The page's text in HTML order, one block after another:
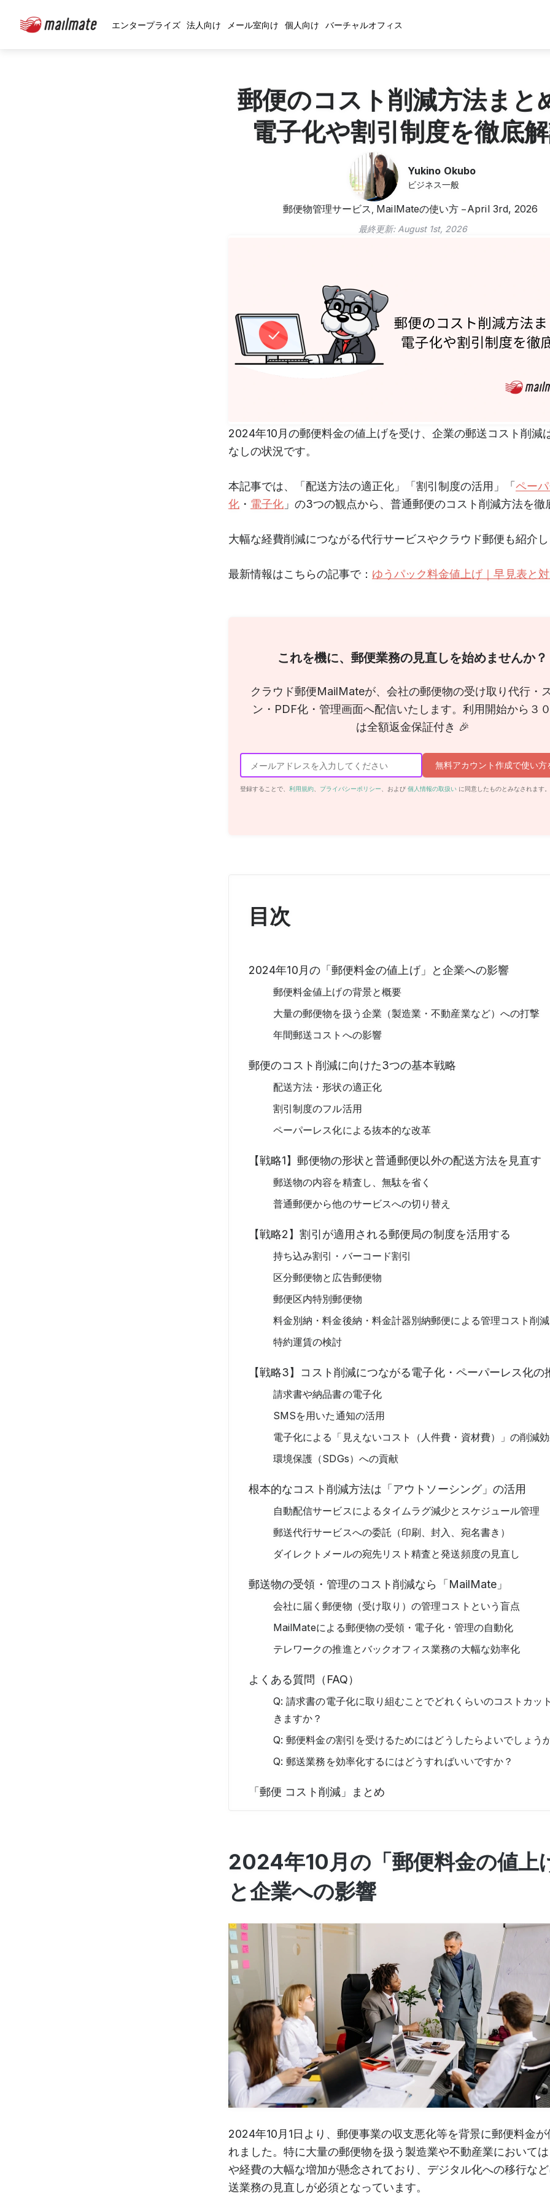
エンタープライズ 法人向け メール室向け 個人向け バーチャルオフィス
郵便のコスト削減方法まと
電子化や割引制度を徹底
Yukino Okubo
ビジネス一般
郵便物管理サービス MailMateの使い方 April 3rd, 2026
最終更新: August 1st, 2026
2024年10月の郵便料金の値上げを受け、企業の郵送コスト削減
なしの状況です。
本記事では、「配送方法の適正化」「割引制度の活用」「 ペー
化 ・ 電子化 」の3つの観点から、普通郵便のコスト削減方法を徹
大幅な経費削減につながる代行サービスやクラウド郵便も紹介
最新情報はこちらの記事で： ゆうパック料金値上げ｜早見表と
これを機に、郵便業務の見直しを始めませんか？
クラウド郵便MailMateが、会社の郵便物の受け取り代行・
ン・PDF化・管理画面へ配信いたします。利用開始から３
は全額返金保証付き 🎉
無料アカウント作成で使い方
登録することで、 利用規約、 プライバシーポリシー 、および 個人情報の取扱いに同意したものとみなされます。
目次
2024年10月の「郵便料金の値上げ」と企業への影響
郵便料金値上げの背景と概要
大量の郵便物を扱う企業（製造業・不動産業など）への打撃
年間郵送コストへの影響
郵便のコスト削減に向けた3つの基本戦略
配送方法・形状の適正化
割引制度のフル活用
ペーパーレス化による抜本的な改革
【戦略1】郵便物の形状と普通郵便以外の配送方法を見直す
郵送物の内容を精査し、無駄を省く
普通郵便から他のサービスへの切り替え
【戦略2】割引が適用される郵便局の制度を活用する
持ち込み割引・バーコード割引
区分郵便物と広告郵便物
郵便区内特別郵便物
料金別納・料金後納・料金計器別納郵便による管理コスト削減
特約運賃の検討
【戦略3】コスト削減につながる電子化・ペーパーレス化の
請求書や納品書の電子化
SMSを用いた通知の活用
電子化による「見えないコスト（人件費・資材費）」の削減
環境保護（SDGs）への貢献
根本的なコスト削減方法は「アウトソーシング」の活用
自動配信サービスによるタイムラグ減少とスケジュール管理
郵送代行サービスへの委託（印刷、封入、宛名書き）
ダイレクトメールの宛先リスト精査と発送頻度の見直し
郵送物の受領・管理のコスト削減なら「MailMate」
会社に届く郵便物（受け取り）の管理コストという盲点
MailMateによる郵便物の受領・電子化・管理の自動化
テレワークの推進とバックオフィス業務の大幅な効率化
よくある質問（FAQ）
Q: 請求書の電子化に取り組むことでどれくらいのコストカッ
きますか？
Q: 郵便料金の割引を受けるためにはどうしたらよいでしょう
Q: 郵送業務を効率化するにはどうすればいいですか？
「郵便 コスト削減」まとめ
2024年10月の「郵便料金の値上
と企業への影響
2024年10月1日より、郵便事業の収支悪化等を背景に郵便料金
れました。特に大量の郵便物を扱う製造業や不動産業において
や経費の大幅な増加が懸念されており、デジタル化への移行な
送業務の見直しが必須となっています。